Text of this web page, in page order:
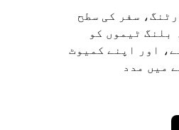
سفر کی سطح
بلنگ ٹیموں کو
اور اپنے کمیوٹ
میں مدد